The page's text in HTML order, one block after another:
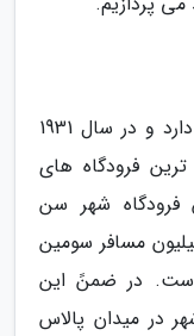
فرودگاه اصلی سن پترزبورگ پالکو نام دارد و در سال 1931
فرودگاه های
شهر سن
مسافر سومین
است. در ضمنً این
شهر در میدان پالاس